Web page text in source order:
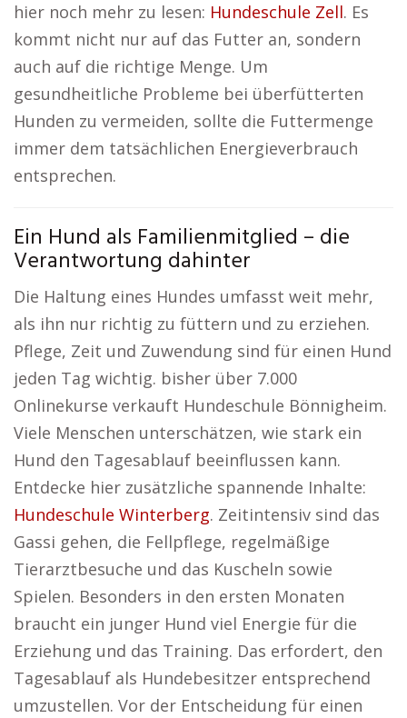
hier noch mehr zu lesen: Hundeschule Zell. Es
kommt nicht nur auf das Futter an, sondern
auch auf die richtige Menge. Um
gesundheitliche Probleme bei überfütterten
Hunden zu vermeiden, sollte die Futtermenge
immer dem tatsächlichen Energieverbrauch
entsprechen.
Ein Hund als Familienmitglied – die
Verantwortung dahinter
Die Haltung eines Hundes umfasst weit mehr,
als ihn nur richtig zu füttern und zu erziehen.
Pflege, Zeit und Zuwendung sind für einen Hund
jeden Tag wichtig. bisher über 7.000
Onlinekurse verkauft Hundeschule Bönnigheim.
Viele Menschen unterschätzen, wie stark ein
Hund den Tagesablauf beeinflussen kann.
Entdecke hier zusätzliche spannende Inhalte:
Hundeschule Winterberg. Zeitintensiv sind das
Gassi gehen, die Fellpflege, regelmäßige
Tierarztbesuche und das Kuscheln sowie
Spielen. Besonders in den ersten Monaten
braucht ein junger Hund viel Energie für die
Erziehung und das Training. Das erfordert, den
Tagesablauf als Hundebesitzer entsprechend
umzustellen. Vor der Entscheidung für einen